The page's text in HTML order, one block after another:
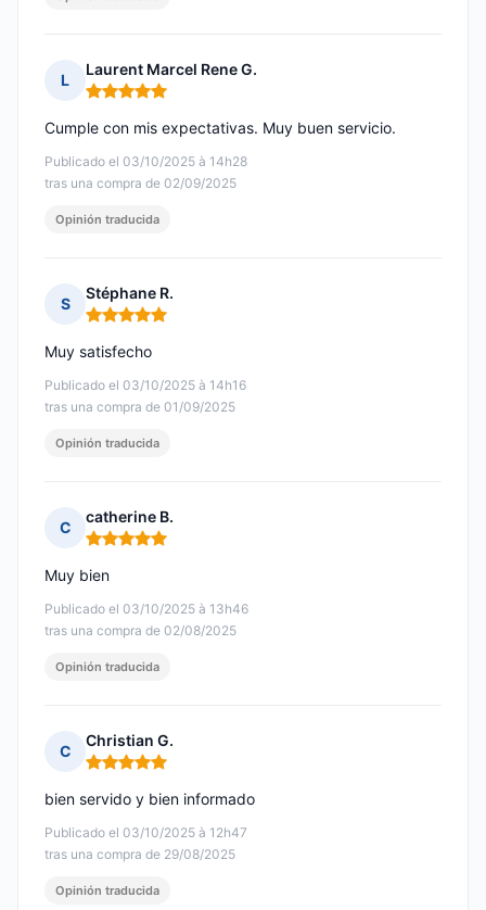
L
Laurent Marcel Rene G.
Nota: 5 de 5
Publicado el 03/10/2025 à 14h28
tras una compra de 02/09/2025
Cumple con mis expectativas. Muy buen servicio.
Opinión traducida
S
Stéphane R.
Nota: 5 de 5
Publicado el 03/10/2025 à 14h16
tras una compra de 01/09/2025
Muy satisfecho
Opinión traducida
C
catherine B.
Nota: 5 de 5
Publicado el 03/10/2025 à 13h46
tras una compra de 02/08/2025
Muy bien
Opinión traducida
C
Christian G.
Nota: 5 de 5
Publicado el 03/10/2025 à 12h47
tras una compra de 29/08/2025
bien servido y bien informado
Opinión traducida